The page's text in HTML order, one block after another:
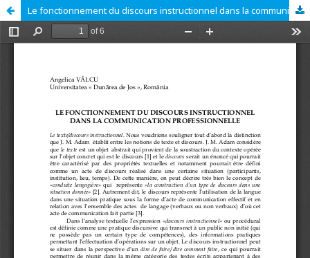
Le fonctionnement du discours instructionnel dans la communication professionnelle